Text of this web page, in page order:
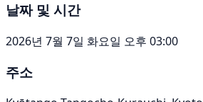
날짜 및 시간
2026년 7월 7일 화요일 오후 03:00
주소